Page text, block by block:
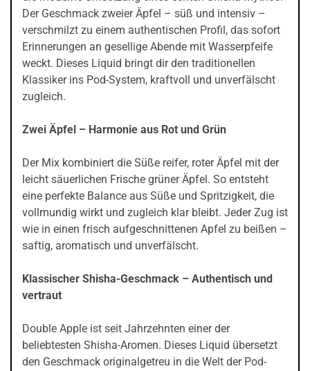
Der Geschmack zweier Äpfel – süß und intensiv –
verschmilzt zu einem authentischen Profil, das sofort
Erinnerungen an gesellige Abende mit Wasserpfeife
weckt. Dieses Liquid bringt dir den traditionellen
Klassiker ins Pod-System, kraftvoll und unverfälscht
zugleich.
Zwei Äpfel – Harmonie aus Rot und Grün
Der Mix kombiniert die Süße reifer, roter Äpfel mit der
leicht säuerlichen Frische grüner Äpfel. So entsteht
eine perfekte Balance aus Süße und Spritzigkeit, die
vollmundig wirkt und zugleich klar bleibt. Jeder Zug ist
wie in einen frisch aufgeschnittenen Apfel zu beißen –
saftig, aromatisch und unverfälscht.
Klassischer Shisha-Geschmack – Authentisch und
vertraut
Double Apple ist seit Jahrzehnten einer der
beliebtesten Shisha-Aromen. Dieses Liquid übersetzt
den Geschmack originalgetreu in die Welt der Pod-